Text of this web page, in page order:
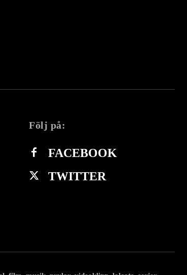
Följ på:
FACEBOOK
TWITTER